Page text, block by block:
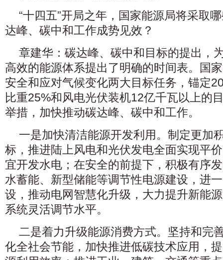
“十四五”开局之年，国家能源局将采取
达峰、碳中和工作成势见效？
章建华：碳达峰、碳中和目标的提出，
高效的能源体系提出了明确的时间表。国
安全和应对气候变化两大目标任务，锚定
比重25%和风电光伏装机12亿千瓦以上的
举措，加快推动碳达峰、碳中和工作。
一是加快清洁能源开发利用。制定更加
标，推进陆上风电和光伏发电全面实现平
宜开发水电；在安全的前提下，积极有序
水蓄能、新型储能等调节性电源建设，进
设，推动电网智慧化升级，大力提升新能
系统灵活调节水平。
二是着力升级能源消费方式。坚持和完
化全社会节能，加快推进低碳技术应用，